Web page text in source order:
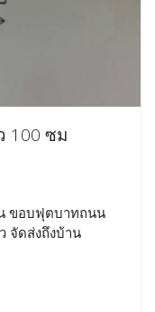
100 ซม
ขอบฟุตบาทถนน
จัดส่งถึงบ้าน